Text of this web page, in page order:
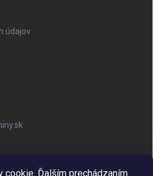
cookie. Ďalším prechádzaním
údajov